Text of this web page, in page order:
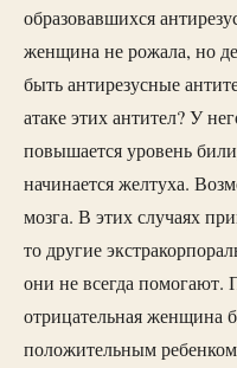
образовавшихся
женщина не рожала, но
быть антирезусные
атаке этих антител? У
повышается уровень
начинается желтуха.
мозга. В этих случаях
то другие
они не всегда помогают.
отрицательная женщина
положительным